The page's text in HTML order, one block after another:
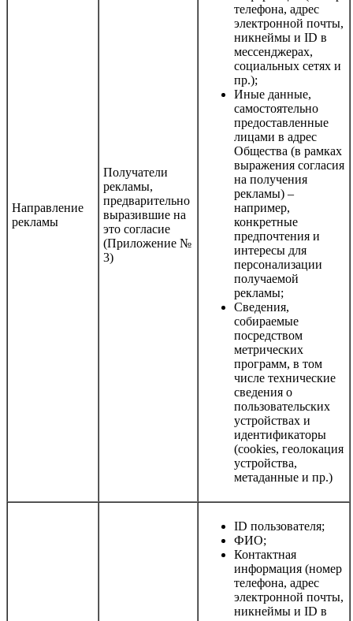
Направление
рекламы
Получатели
рекламы,
предварительно
выразившие на
это согласие
(Приложение №
3)
телефона, адрес
электронной почты,
никнеймы и ID в
мессенджерах,
социальных сетях и
пр.);
Иные данные,
самостоятельно
предоставленные
лицами в адрес
Общества (в рамках
выражения согласия
на получения
рекламы) –
например,
конкретные
предпочтения и
интересы для
персонализации
получаемой
рекламы;
Сведения,
собираемые
посредством
метрических
программ, в том
числе технические
сведения о
пользовательских
устройствах и
идентификаторы
(cookies, геолокация
устройства,
метаданные и пр.)
ID пользователя;
ФИО;
Контактная
информация (номер
телефона, адрес
электронной почты,
никнеймы и ID в